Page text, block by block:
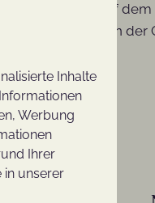
Runde Ball auf
unternehmen in der
Inhalte
Werbung
Ihrer
in unserer